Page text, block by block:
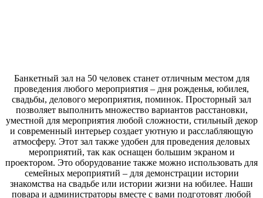
Банкетный зал на 50 человек станет отличным местом для
проведения любого мероприятия – дня рожденья, юбилея,
свадьбы, делового мероприятия, поминок. Просторный зал
позволяет выполнить множество вариантов расстановки,
уместной для мероприятия любой сложности, стильный декор
и современный интерьер создает уютную и расслабляющую
атмосферу. Этот зал также удобен для проведения деловых
мероприятий, так как оснащен большим экраном и
проектором. Это оборудование также можно использовать для
семейных мероприятий – для демонстрации истории
знакомства на свадьбе или истории жизни на юбилее. Наши
повара и администраторы вместе с вами подготовят любой